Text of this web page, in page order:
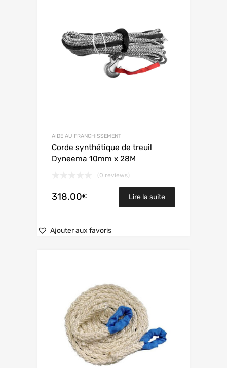
AIDE AU FRANCHISSEMENT
Corde synthétique de treuil
Dyneema 10mm x 28M
(0 reviews)
318.00€ Lire la suite
Ajouter aux favoris